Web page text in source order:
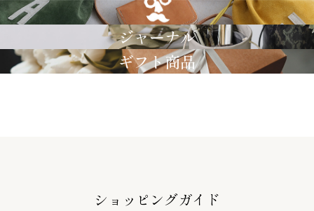
GRIMM LAB
ジャーナル
ギフト商品
ショッピングガイド